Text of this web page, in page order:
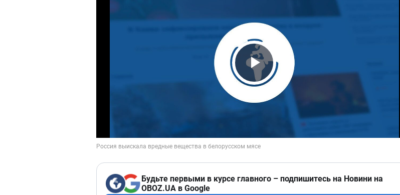
Play Video
Будьте первыми в курсе главного – подпишитесь на Новини на
OBOZ.UA в Google